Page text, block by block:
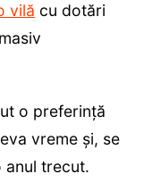
vilă cu dotări
o preferință
vreme și, se
anul trecut.